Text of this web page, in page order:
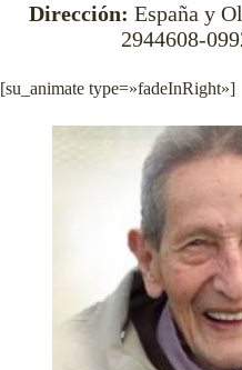
Dirección:España y
2944608-
[su_animate type=»fadeInRight»]